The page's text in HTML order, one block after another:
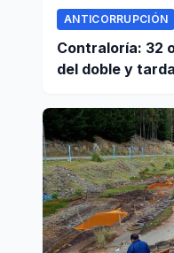
ANTICORRUPCIÓN
Contraloría: 32
del doble y